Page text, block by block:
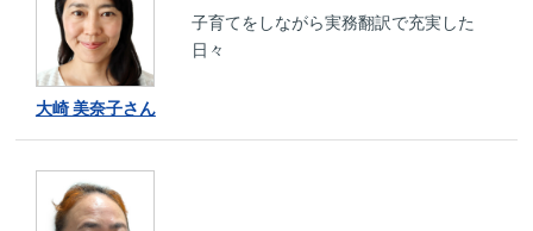
大崎 美奈子さん
子育てをしながら実務翻訳で充実した
日々